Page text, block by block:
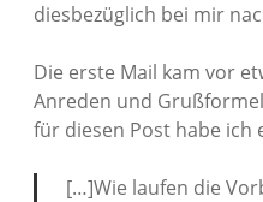
diesbezüglich bei mir
Die erste Mail kam vor
Anreden und
für diesen Post habe ich
[…]Wie laufen die